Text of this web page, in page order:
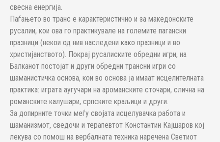
свесна енергија.
Паѓањето во транс е карактеристично и за македонските
русалии, кои ова го практикувале на големите пагански
празници (некои од нив наследени како празници и во
христијанството). Покрај русалиските обредни игри, на
Балканот постојат и други обредни трансни игри со
шаманистичка основа, кои во основа ја имаат исцелителната
практика: играта аугучари на ароманските сточари, слична на
романските калушари, српските краљици и други.
За допирните точки меѓу својата исцелувачка работа и
шаманизмот, сведочи и терапевтот Константин Кајшаров кој
лекува со помош на вербалната техника наречена Светиот